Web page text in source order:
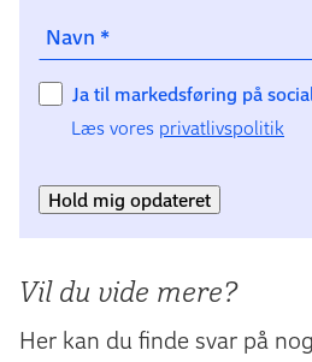
Navn *
Ja til markedsføring på
Læs vores privatlivspolitik
Hold mig opdateret
Vil du vide mere?
Her kan du finde svar på